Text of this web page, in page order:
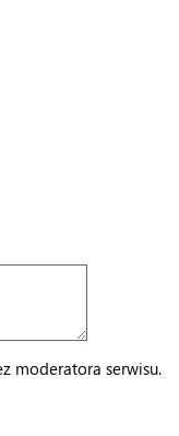
moderatora serwisu.